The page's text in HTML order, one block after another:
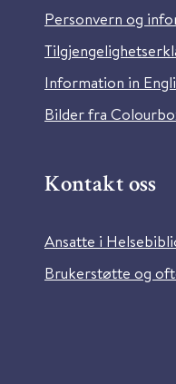
Personvern og
Information in
Bilder fra
Kontakt oss
Ansatte i
Brukerstøtte og